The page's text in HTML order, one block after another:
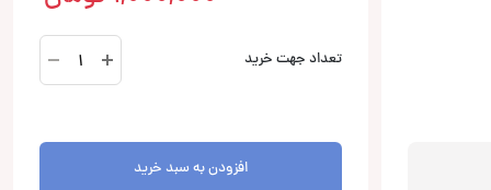
تعداد جهت خرید
FSM
030
افزودن به سبد خرید